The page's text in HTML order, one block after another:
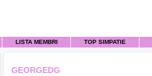
LISTA MEMBRI TOP SIMPATIE
GEORGEDG